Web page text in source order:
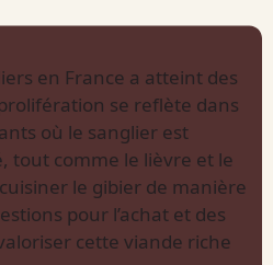
en France a atteint des
se reflète dans
où le sanglier est
tout comme le lièvre et le
le gibier de manière
pour l’achat et des
cette viande riche